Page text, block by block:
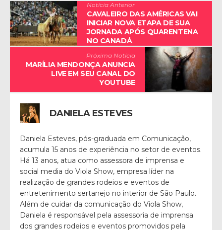
Notícia Anterior
CAVALEIRO DAS AMÉRICAS VAI
INICIAR NOVA ETAPA DE SUA
JORNADA APÓS QUARENTENA
NO CANADÁ
Próxima Notícia
MARÍLIA MENDONÇA ANUNCIA
LIVE EM SEU CANAL DO
YOUTUBE
DANIELA ESTEVES
Daniela Esteves, pós-graduada em Comunicação,
acumula 15 anos de experiência no setor de eventos.
Há 13 anos, atua como assessora de imprensa e
social media do Viola Show, empresa líder na
realização de grandes rodeios e eventos de
entretenimento sertanejo no interior de São Paulo.
Além de cuidar da comunicação do Viola Show,
Daniela é responsável pela assessoria de imprensa
dos grandes rodeios e eventos promovidos pela